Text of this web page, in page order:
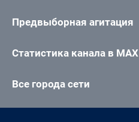
Предвыборная агитация
Статистика канала в MAX
Все города сети